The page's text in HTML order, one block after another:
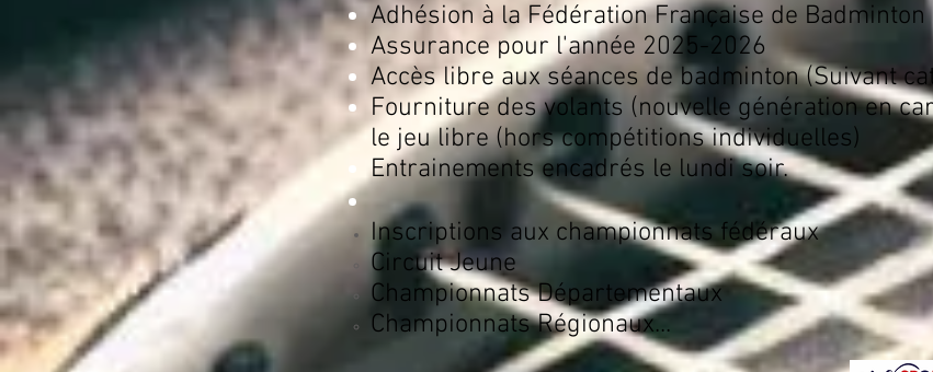
Adhésion à la Fédération Française de Badminton
Assurance pour l'année 2025-2026
Accès libre aux séances de badminton (Suivant
Fourniture des volants (nouvelle génération en
le jeu libre (hors compétitions individuelles)
Entrainements encadrés le lundi soir.
Inscriptions aux championnats fédéraux
Circuit Jeune​
Championnats Départementaux
Championnats Régionaux...